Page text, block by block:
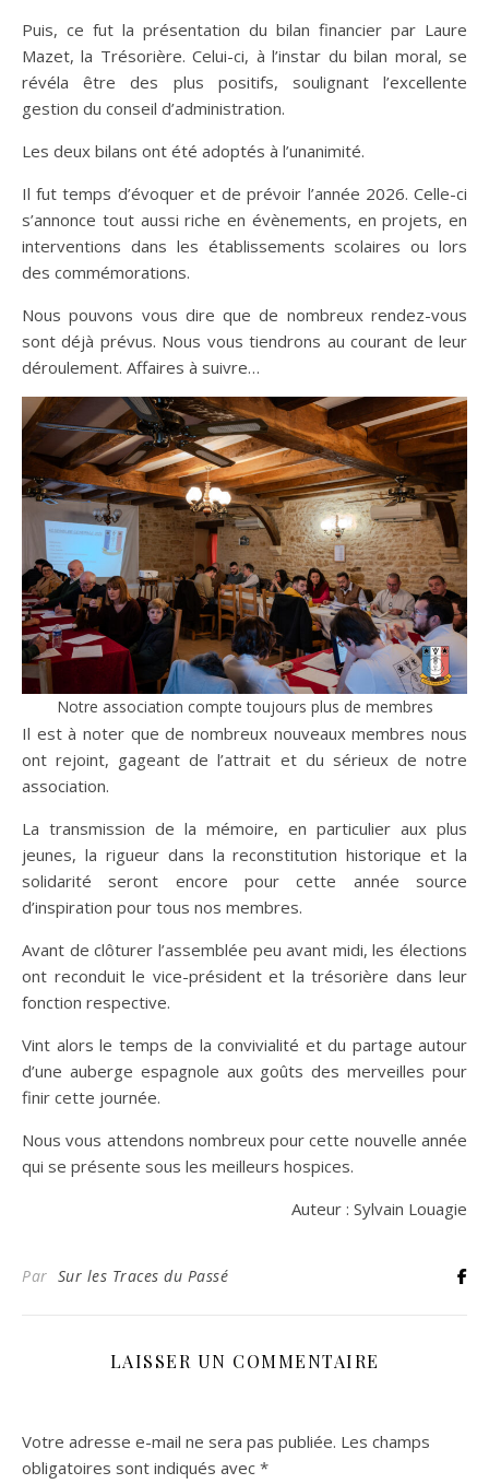
Puis, ce fut la présentation du bilan financier par Laure
Mazet, la Trésorière. Celui-ci, à l’instar du bilan moral, se
révéla être des plus positifs, soulignant l’excellente
gestion du conseil d’administration.
Les deux bilans ont été adoptés à l’unanimité.
Il fut temps d’évoquer et de prévoir l’année 2026. Celle-ci
s’annonce tout aussi riche en évènements, en projets, en
interventions dans les établissements scolaires ou lors
des commémorations.
Nous pouvons vous dire que de nombreux rendez-vous
sont déjà prévus. Nous vous tiendrons au courant de leur
déroulement. Affaires à suivre…
Notre association compte toujours plus de membres
Il est à noter que de nombreux nouveaux membres nous
ont rejoint, gageant de l’attrait et du sérieux de notre
association.
La transmission de la mémoire, en particulier aux plus
jeunes, la rigueur dans la reconstitution historique et la
solidarité seront encore pour cette année source
d’inspiration pour tous nos membres.
Avant de clôturer l’assemblée peu avant midi, les élections
ont reconduit le vice-président et la trésorière dans leur
fonction respective.
Vint alors le temps de la convivialité et du partage autour
d’une auberge espagnole aux goûts des merveilles pour
finir cette journée.
Nous vous attendons nombreux pour cette nouvelle année
qui se présente sous les meilleurs hospices.
Auteur : Sylvain Louagie
Par Sur les Traces du Passé
LAISSER UN COMMENTAIRE
Votre adresse e-mail ne sera pas publiée. Les champs
obligatoires sont indiqués avec *